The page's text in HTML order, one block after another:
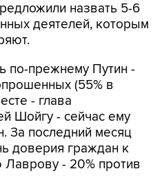
назвать 5-6
деятелей, которым
по-прежнему Путин -
(55% в
- глава
Шойгу - сейчас ему
За последний месяц
доверия граждан к
- 20% против